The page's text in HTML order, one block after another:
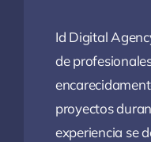
Id Digital
de
proyectos
experiencia se